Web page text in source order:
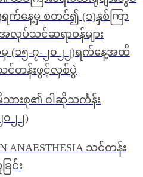
ရက်နေ့မှ စတင်၍ (၁)နှစ်ကြာ
လုပ်သင်ဆရာဝန်များ
(၁၅-၇-၂၀၂၂)ရက်နေ့အထိ
တန်းဖွင့်လှစ်ပွဲ
ားစု၏ ၀ါဆိုသင်္ကန်း
၂၂)
ANAESTHESIA သင်တန်း
င်း